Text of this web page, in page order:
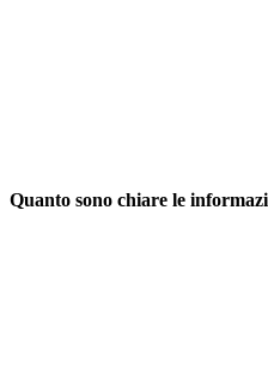
Quanto sono chiare le